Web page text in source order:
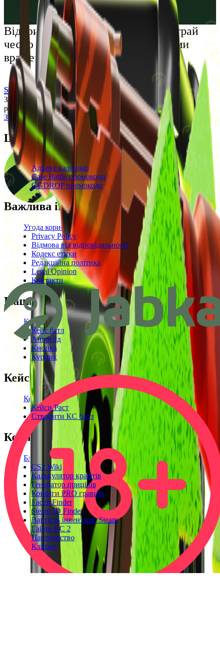
Українська
Відкрий світ преміальних розваг: грай
чесно та насолоджуйся унікальними
враженнями
support@cs-wiki.org
Заходячи на цей сайт, ви підтверджуєте, що виповнилося 18
років. Проблеми із азартними іграми?
Звернеться по допомогу
Щоденні бонуси
Свіжі промокоди
Адвент календар
Case Battle промокоди
GGDROP промокоди
Важлива інформація
Угода користувача
Privacy Policy
Відмова від відповідальності
Кодекс етики
Редакційна політика
Legal Opinion
Контакти
Наші режими
Кейси
Кейс батл
Апгрейд
Кнопка
Курник
Кейси
Кейси КС2
Кейси Раст
Створити КС батл
Корисне
Блог
CS2 Wiki
Калькулятор крафтів
Генератор прицілів
Конфіги PRO гравців
Faceit Finder
Steam ID Finder
Вартість інвентарю Steam
Гайди КС 2
Партнерство
Кліпінг